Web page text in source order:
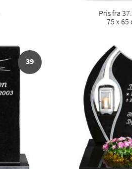
Pris fra
75 x 65
39